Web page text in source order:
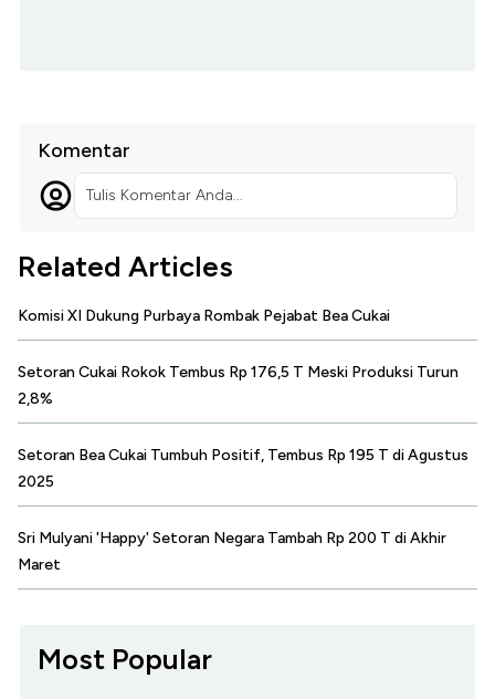
Komentar
Tulis Komentar Anda...
Related Articles
Komisi XI Dukung Purbaya Rombak Pejabat Bea Cukai
Setoran Cukai Rokok Tembus Rp 176,5 T Meski Produksi Turun
2,8%
Setoran Bea Cukai Tumbuh Positif, Tembus Rp 195 T di Agustus
2025
Sri Mulyani 'Happy' Setoran Negara Tambah Rp 200 T di Akhir
Maret
Most Popular